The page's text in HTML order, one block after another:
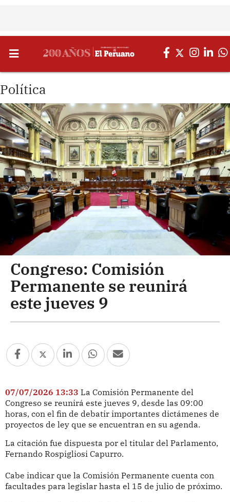
Política
Congreso: Comisión
Permanente se reunirá
este jueves 9
07/07/2026 13:33 La Comisión Permanente del
Congreso se reunirá este jueves 9, desde las 09:00
horas, con el fin de debatir importantes dictámenes de
proyectos de ley que se encuentran en su agenda.
La citación fue dispuesta por el titular del Parlamento,
Fernando Rospigliosi Capurro.
Cabe indicar que la Comisión Permanente cuenta con
facultades para legislar hasta el 15 de julio de próximo.